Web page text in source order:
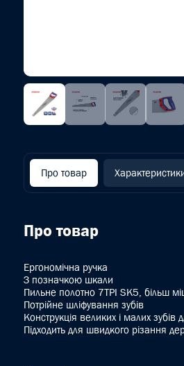
Про товар
Про товар
Ергономічна ручка
З позначкою шкали
Пильне полотно 7TPI SK5, більш
Потрійне шліфування зубів
Конструкція великих і малих
Підходить для швидкого різання